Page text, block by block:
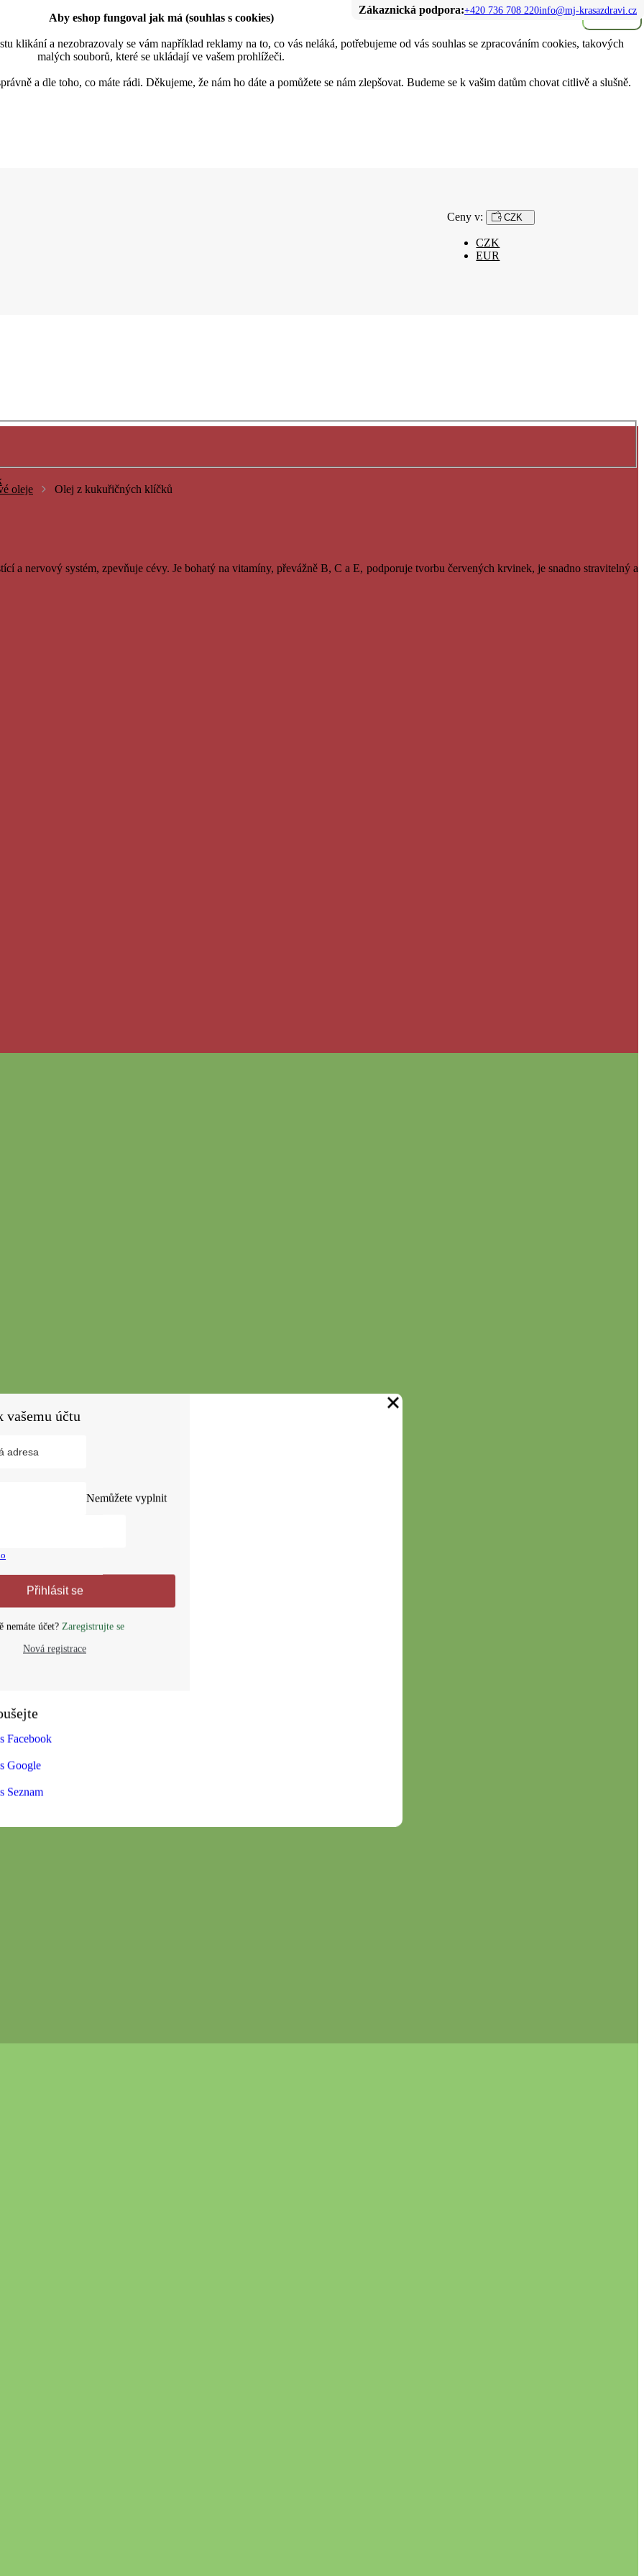
Aby eshop fungoval jak má (souhlas s cookies)
klikání a nezobrazovaly se vám například reklamy na to, co vás neláká, potřebujeme od vás souhlas se zpracováním cookies, takových
malých souborů, které se ukládají ve vašem prohlížeči.
a dle toho, co máte rádi. Děkujeme, že nám ho dáte a pomůžete se nám zlepšovat. Budeme se k vašim datům chovat citlivě a slušně.
Nemůžete vyplnit
Přihlásit se
nemáte účet? Zaregistrujte se
Nová registrace
Facebook
Google
Seznam
Ceny v: CZK
CZK
EUR
Hledat
Zákaznická podpora:+420 736 708 220info@mj-krasazdravi.cz
oleje Olej z kukuřičných klíčků
a nervový systém, zpevňuje cévy. Je bohatý na vitamíny, převážně B, C a E, podporuje tvorbu červených krvinek, je snadno stravitelný a